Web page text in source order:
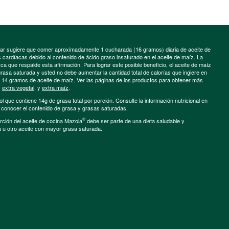
sugiere que comer aproximadamente 1 cucharada (16 gramos) diaria de aceite de
debido al contenido de ácido graso insaturado en el aceite de maíz. La
que respalde esta afirmación. Para lograr este posible beneficio, el aceite de maíz
saturada y usted no debe aumentar la cantidad total de calorías que ingiere en
gramos de aceite de maíz. Ver las páginas de los productos para obtener más
extra vegetal, y extra maíz.
que contiene 14g de grasa total por porción. Consulte la información nutricional en
el contenido de grasa y grasas saturadas.
del aceite de cocina Mazola® debe ser parte de una dieta saludable y
otro aceite con mayor grasa saturada.